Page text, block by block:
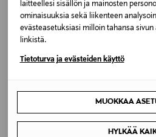
laitteellesi sisällön ja mainosten
ominaisuuksia sekä liikenteen
evästeasetuksiasi milloin tahansa sivun
linkistä.
Tietoturva ja evästeiden käyttö
MUOKKAA
HYLKÄÄ
HBK BLACK HEATHER
Valmistusmaa
Kambodža
Valmistajan tuotenumero
VW1011
VUORI